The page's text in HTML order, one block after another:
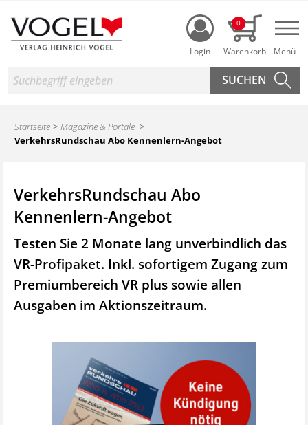
Login
0
Suche
Startseite
Magazine & Portale
VerkehrsRundschau Abo Kennenlern-Angebot
VerkehrsRundschau Abo
Kennenlern-Angebot
Testen Sie 2 Monate lang unverbindlich das
VR-Profipaket. Inkl. sofortigem Zugang zum
Premiumbereich VR plus sowie allen
Ausgaben im Aktionszeitraum.